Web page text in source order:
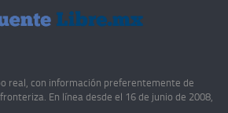
real, con información preferentemente de
En línea desde el 16 de junio de 2008,